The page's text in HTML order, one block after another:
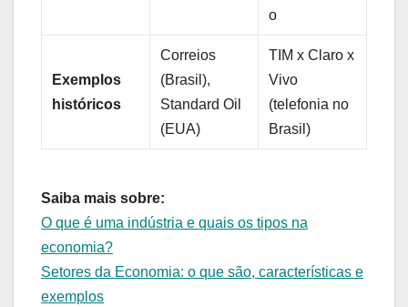
o
Exemplos
históricos
Correios
(Brasil),
Standard Oil
(EUA)
TIM x Claro x
Vivo
(telefonia no
Brasil)
Saiba mais sobre:
O que é uma indústria e quais os tipos na
economia?
Setores da Economia: o que são, características e
exemplos